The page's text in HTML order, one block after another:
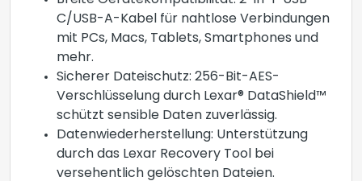
C/USB-A-Kabel für nahtlose Verbindungen
mit PCs, Macs, Tablets, Smartphones und
mehr.
Sicherer Dateischutz: 256-Bit-AES-
Verschlüsselung durch Lexar® DataShield™
schützt sensible Daten zuverlässig.
Datenwiederherstellung: Unterstützung
durch das Lexar Recovery Tool bei
versehentlich gelöschten Dateien.